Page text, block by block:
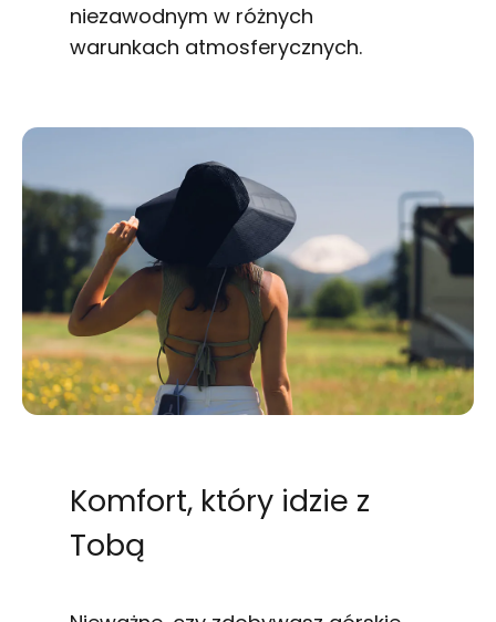
niezawodnym w różnych
warunkach atmosferycznych.
Komfort, który idzie z
Tobą